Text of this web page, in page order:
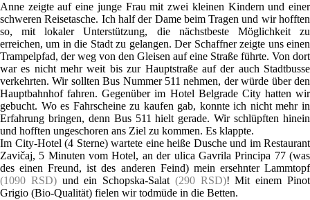
Anne zeigte auf eine junge Frau mit zwei kleinen Kindern und einer
schweren Reisetasche. Ich half der Dame beim Tragen und wir hofften
so, mit lokaler Unterstützung, die nächstbeste Möglichkeit zu
erreichen, um in die Stadt zu gelangen. Der Schaffner zeigte uns einen
Trampelpfad, der weg von den Gleisen auf eine Straße führte. Von dort
war es nicht mehr weit bis zur Hauptstraße auf der auch Stadtbusse
verkehrten. Wir sollten Bus Nummer 511 nehmen, der würde über den
Hauptbahnhof fahren. Gegenüber im Hotel Belgrade City hatten wir
gebucht. Wo es Fahrscheine zu kaufen gab, konnte ich nicht mehr in
Erfahrung bringen, denn Bus 511 hielt gerade. Wir schlüpften hinein
und hofften ungeschoren ans Ziel zu kommen. Es klappte.
Im City-Hotel (4 Sterne) wartete eine heiße Dusche und im Restaurant
Zavičaj, 5 Minuten vom Hotel, an der ulica Gavrila Principa 77 (was
des einen Freund, ist des anderen Feind) mein ersehnter Lammtopf
(1090 RSD)und ein Schopska-Salat (290 RSD)! Mit einem Pinot
Grigio (Bio-Qualität) fielen wir todmüde in die Betten.